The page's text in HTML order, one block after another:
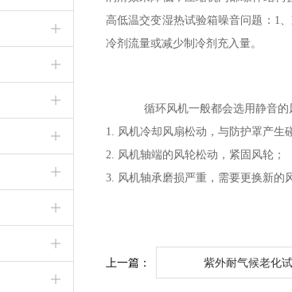
高低温交变湿热试验箱噪音问题：1
冷剂流量或减少制冷剂充入量。
循环风机一般都会选用静音的
1. 风机冷却风扇松动，与防护罩产生
2. 风机轴端的风轮松动，紧固风轮；
3. 风机轴承磨损严重，需要更换新的
上一篇： 紫外耐气候老化